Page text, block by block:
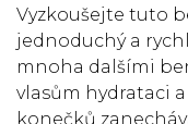
Vyzkoušejte tuto
jednoduchý a
mnoha dalšími
vlasům hydrataci
konečků